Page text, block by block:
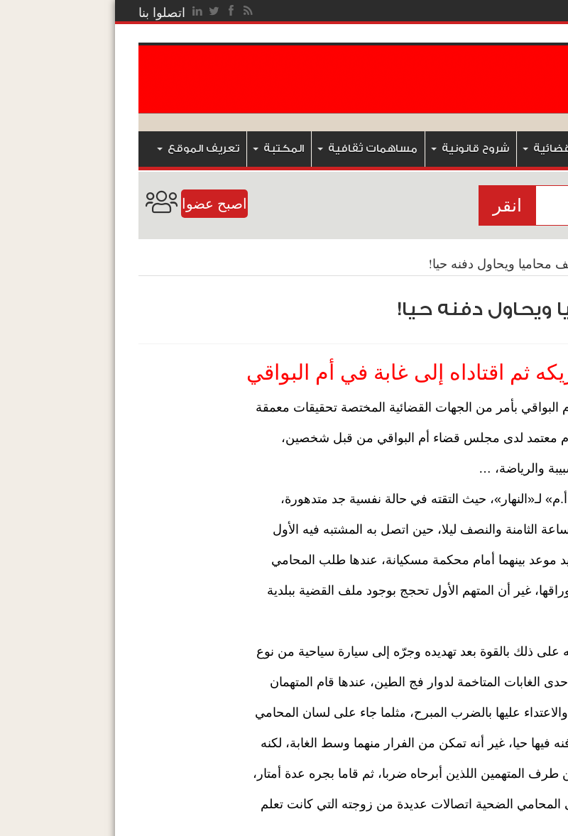
اتصلوا بنا
شروح قانونية مساهمات ثقافية المكتبة تعريف الموقع
انقر اصبح عضوا
محاميا ويحاول دفنه حيا!
ويحاول دفنه حيا!
ثم اقتاداه إلى غابة في أم البواقي
بأمر من الجهات القضائية المختصة تحقيقات معمقة
لدى مجلس قضاء أم البواقي من قبل شخصين،
والرياضة، …
حيث التقته في حالة نفسية جد متدهورة،
الثامنة والنصف ليلا، حين اتصل به المشتبه فيه الأول
موعد بينهما أمام محكمة مسكيانة، عندها طلب المحامي
غير أن المتهم الأول تحجج بوجود ملف القضية ببلدية
ذلك بالقوة بعد تهديده وجرّه إلى سيارة سياحية من نوع
الغابات المتاخمة لدوار فج الطين، عندها قام المتهمان
عليها بالضرب المبرح، مثلما جاء على لسان المحامي
فيها حيا، غير أنه تمكن من الفرار منهما وسط الغابة، لكنه
المتهمين اللذين أبرحاه ضربا، ثم قاما بجره عدة أمتار،
المحامي الضحية اتصالات عديدة من زوجته التي كانت تعلم